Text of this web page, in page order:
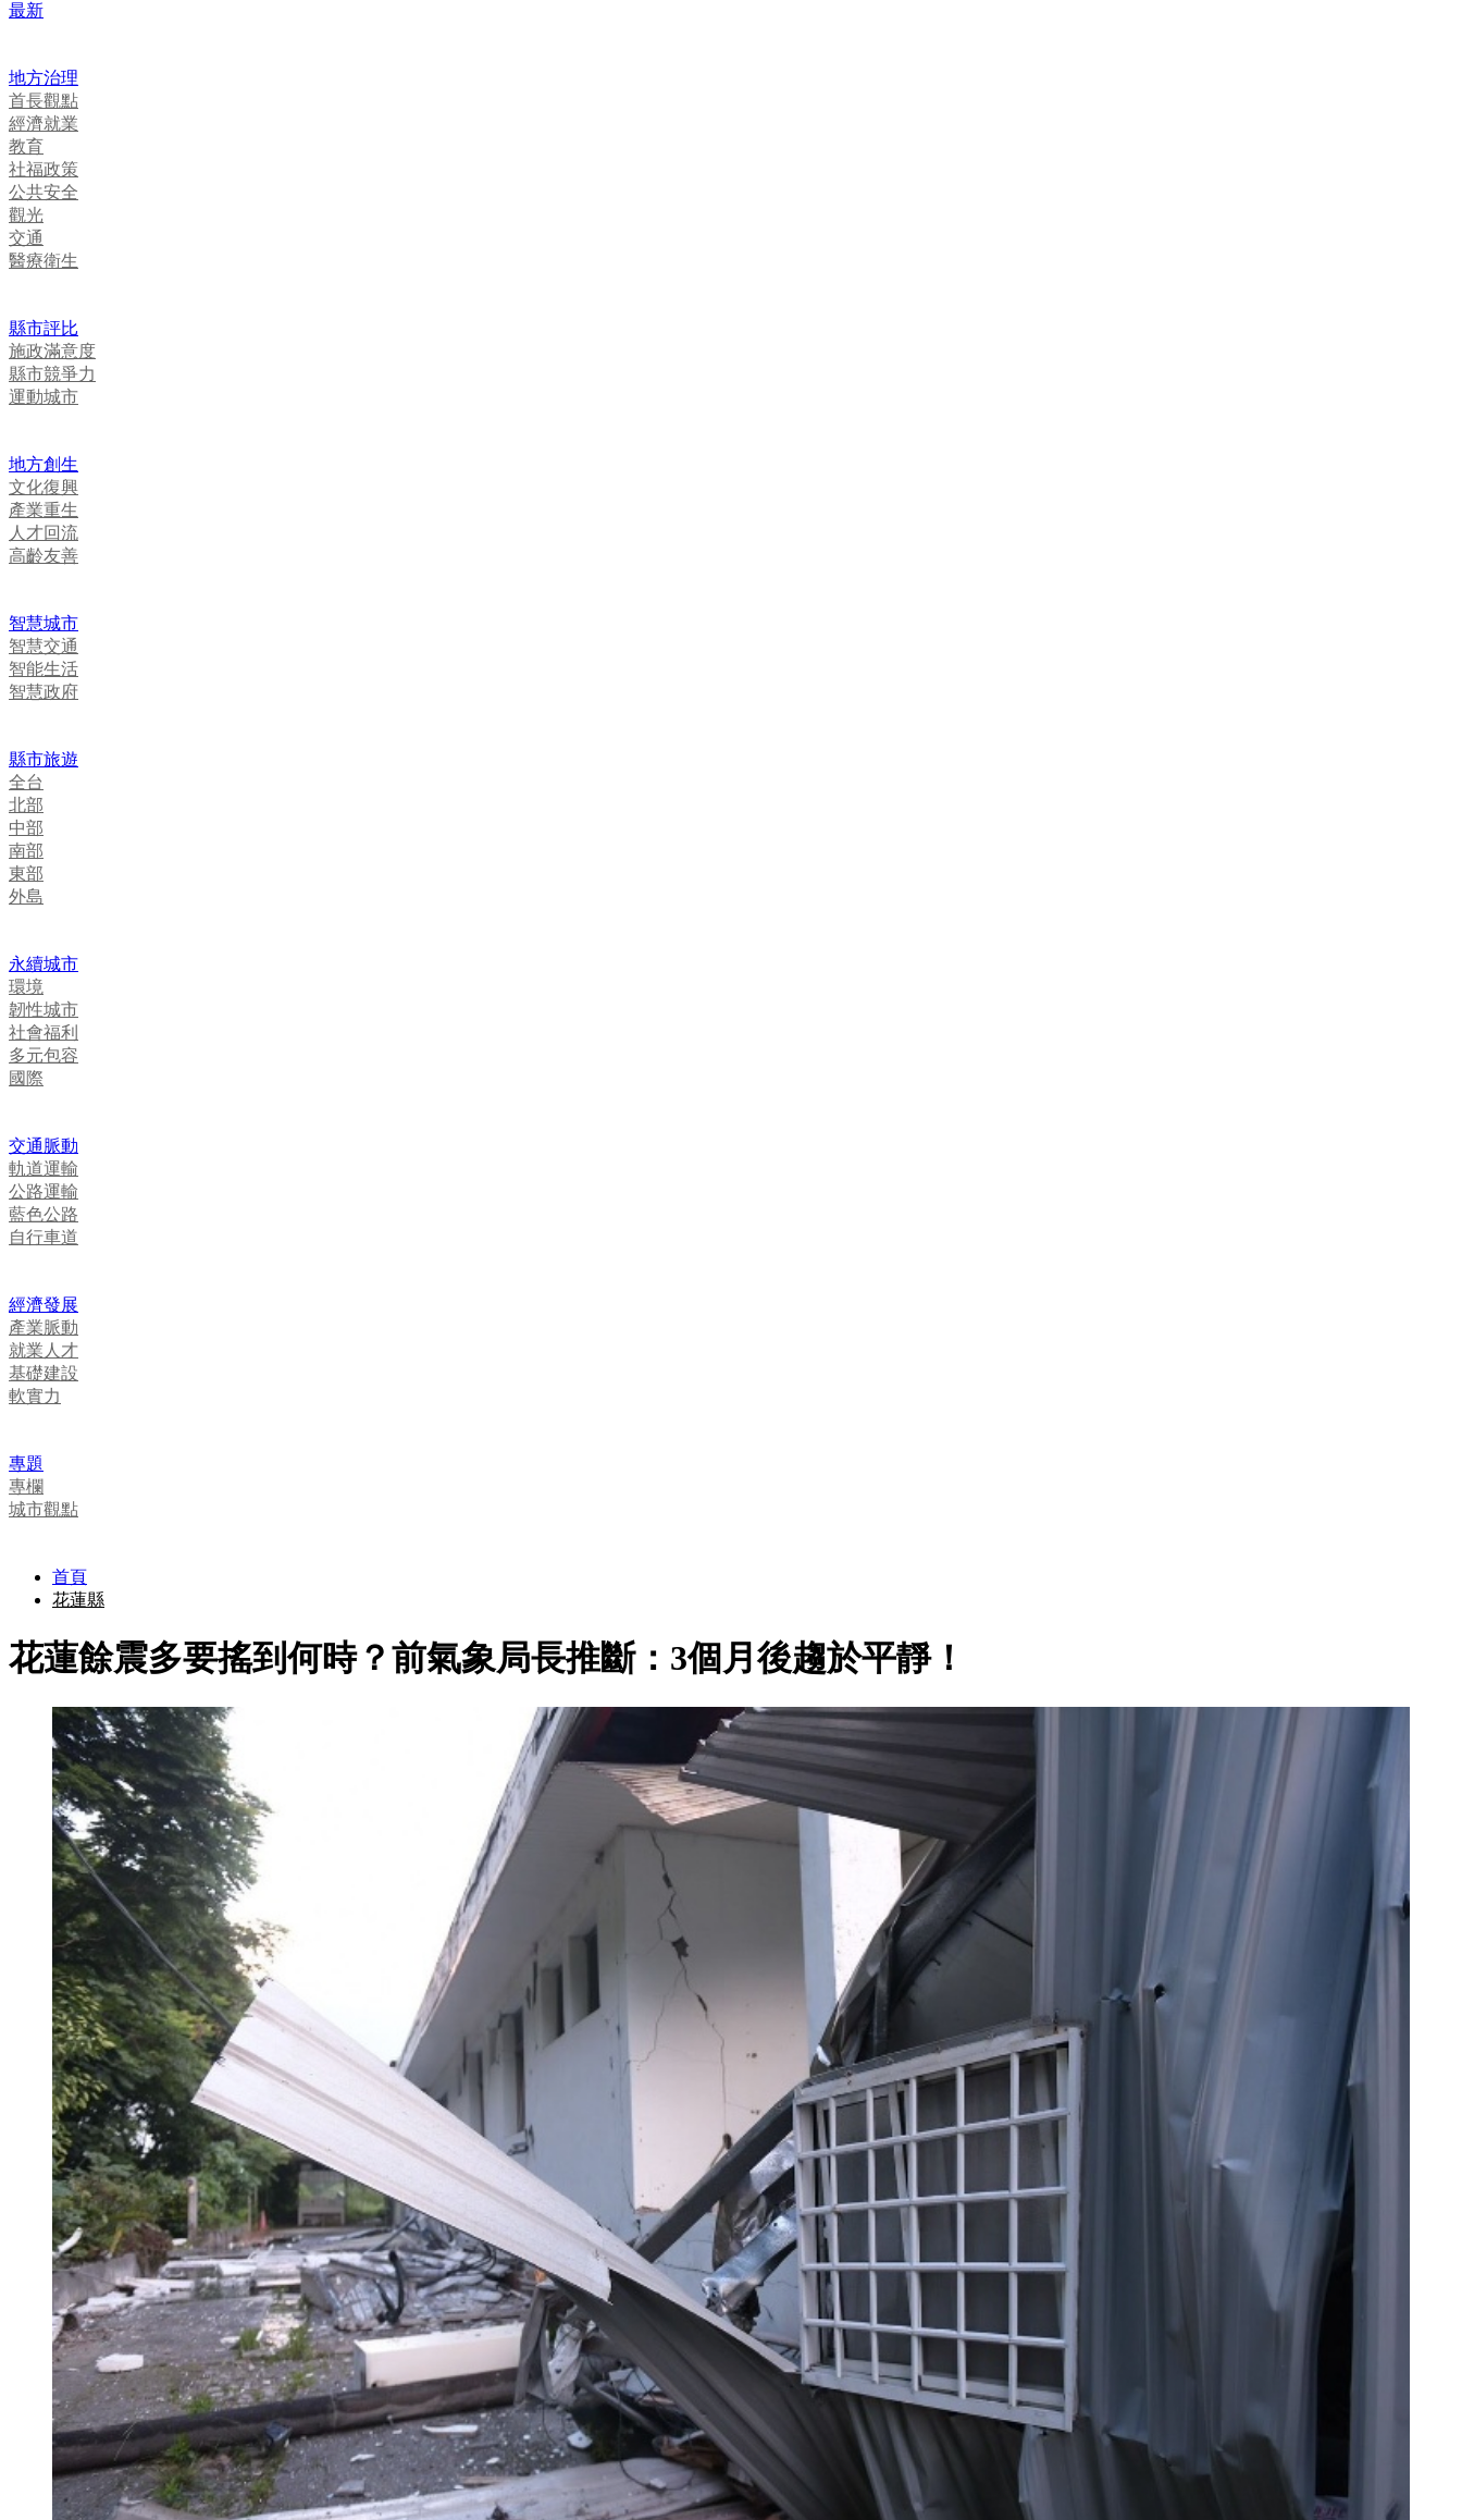
最新
地方治理
首長觀點
經濟就業
教育
社福政策
公共安全
觀光
交通
醫療衛生
縣市評比
施政滿意度
縣市競爭力
運動城市
地方創生
文化復興
產業重生
人才回流
高齡友善
智慧城市
智慧交通
智能生活
智慧政府
縣市旅遊
全台
北部
中部
南部
東部
外島
永續城市
環境
韌性城市
社會福利
多元包容
國際
交通脈動
軌道運輸
公路運輸
藍色公路
自行車道
經濟發展
產業脈動
就業人才
基礎建設
軟實力
專題
專欄
城市觀點
首頁
花蓮縣
花蓮餘震多要搖到何時？前氣象局長推斷：3個月後趨於平靜！